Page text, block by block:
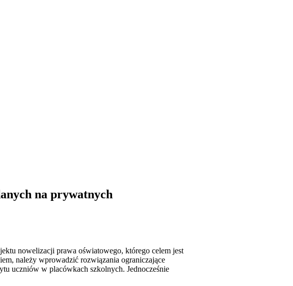
na prywatnych
nowelizacji prawa oświatowego, którego celem jest
należy wprowadzić rozwiązania ograniczające
uczniów w placówkach szkolnych. Jednocześnie